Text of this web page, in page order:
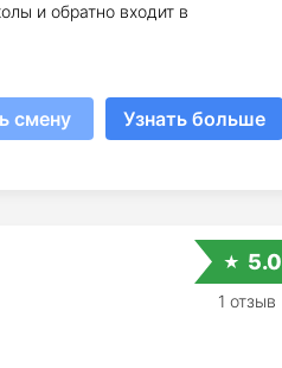
и обратно входит в
смену Узнать больше
5.0
1 отзыв